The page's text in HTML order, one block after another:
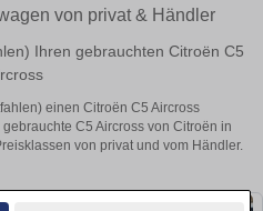
von privat & Händler
Ihren gebrauchten Citroën C5
einen Citroën C5 Aircross
C5 Aircross von Citroën in
von privat und vom Händler.